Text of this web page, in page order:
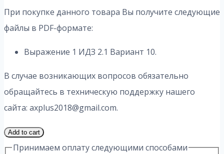
При покупке данного товара Вы получите следующие
файлы в PDF-формате:
Выражение 1 ИДЗ 2.1 Вариант 10.
В случае возникающих вопросов обязательно
обращайтесь в техническую поддержку нашего
сайта: axplus2018@gmail.com.
1
Часть
Add to cart
Принимаем оплату следующими способами